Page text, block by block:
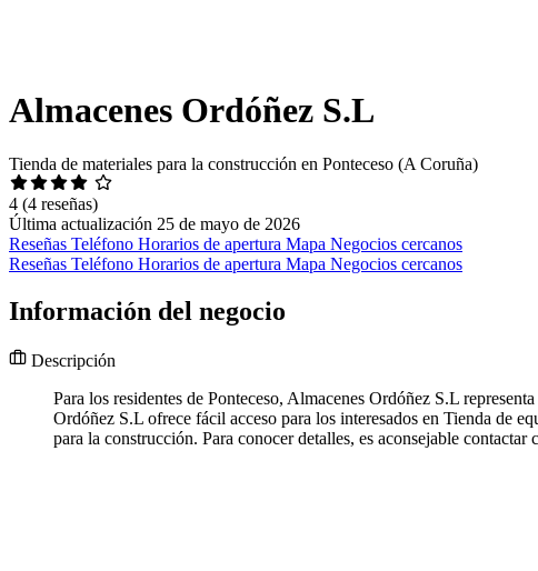
Almacenes Ordóñez S.L
Tienda de materiales para la construcción en Ponteceso (A Coruña)
4 (4 reseñas)
Última actualización 25 de mayo de 2026
Reseñas Teléfono Horarios de apertura Mapa Negocios cercanos
Reseñas Teléfono Horarios de apertura Mapa Negocios cercanos
Información del negocio
Descripción
Para los residentes de Ponteceso, Almacenes Ordóñez S.L
Ordóñez S.L ofrece fácil acceso para los interesados en Tienda de
para la construcción. Para conocer detalles, es aconsejable